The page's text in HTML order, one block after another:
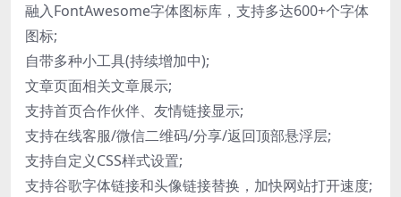
融入FontAwesome字体图标库，支持多达600+个字体
图标;
自带多种小工具(持续增加中);
文章页面相关文章展示;
支持首页合作伙伴、友情链接显示;
支持在线客服/微信二维码/分享/返回顶部悬浮层;
支持自定义CSS样式设置;
支持谷歌字体链接和头像链接替换，加快网站打开速度;